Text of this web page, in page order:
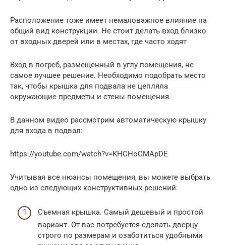
Расположение тоже имеет немаловажное влияние на
общий вид конструкции. Не стоит делать вход близко
от входных дверей или в местах, где часто ходят
Вход в погреб, размещенный в углу помещения, не
самое лучшее решение. Необходимо подобрать место
так, чтобы крышка для подвала не цепляла
окружающие предметы и стены помещения.
В данном видео рассмотрим автоматическую крышку
для входа в подвал:
https://youtube.com/watch?v=KHCHoCMApDE
Учитывая все нюансы помещения, вы можете выбрать
одно из следующих конструктивных решений:
Съемная крышка. Самый дешевый и простой
вариант. От вас потребуется сделать дверцу
строго по размерам и озаботиться удобными